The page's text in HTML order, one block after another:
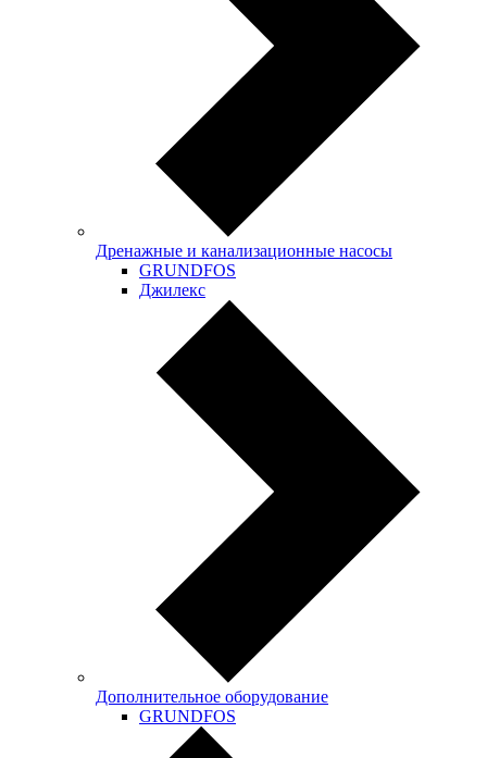
Дренажные и канализационные насосы
GRUNDFOS
Джилекс
Дополнительное оборудование
GRUNDFOS